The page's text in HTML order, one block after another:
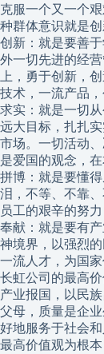
克服一个又一个
种群体意识就是
创新：就是要善
外一切先进的经
上，勇于创新，
技术，一流产品，
求实：就是一切
远大目标，扎扎
市场。一切活动
是爱国的观念，
拼博：就是要懂
泪，不等、不靠
员工的艰辛的努
奉献：就是要有
神境界，以强烈
一流人才，为国家
长虹公司的最高价
产业报国，以民
父母，质量是企
好地服务于社会
最高价值观为根